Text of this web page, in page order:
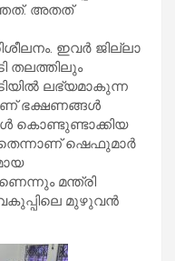
അതത്
ഇവര്‍ ജില്ലാ
തലത്തിലും
ലഭ്യമാകുന്ന
ഭക്ഷണങ്ങള്‍
കൊണ്ടുണ്ടാക്കിയ
ഷെഫുമാര്‍
മന്ത്രി
മുഴുവന്‍